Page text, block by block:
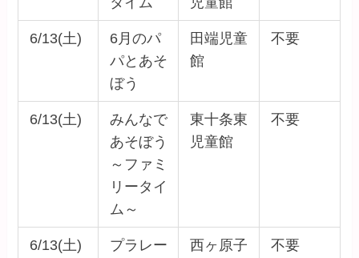
6/13(土)
6月のパ
パとあそ
ぼう
田端児童
館
不要
6/13(土)
みんなで
あそぼう
～ファミ
リータイ
ム～
東十条東
児童館
不要
6/13(土)
プラレー
西ヶ原子
不要